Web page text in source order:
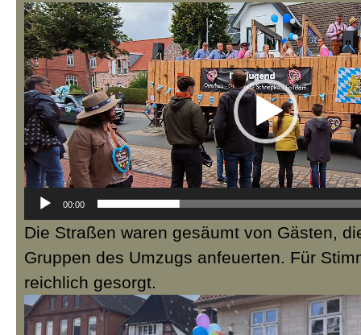
Video-
Player
00:00
Die Straßen waren gesäumt von Gästen,
Gruppen des Umzugs anfeuerten. Für
reichlich gesorgt.